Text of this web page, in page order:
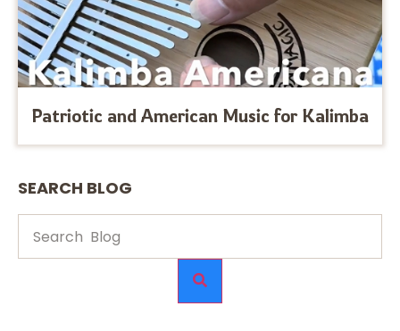
Patriotic and American Music for Kalimba
SEARCH BLOG